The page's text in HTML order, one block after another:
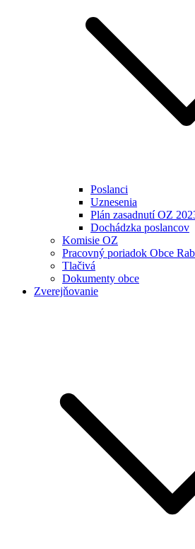
Poslanci
Uznesenia
Plán zasadnutí OZ
Dochádzka poslancov
Komisie OZ
Pracovný poriadok Obce
Tlačivá
Dokumenty obce
Zverejňovanie